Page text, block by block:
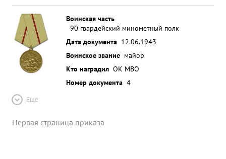
Воинская часть
90 гвардейский минометный полк
Дата документа 12.06.1943
Воинское звание майор
Кто наградил ОК МВО
Номер документа 4
Ещё
Первая страница приказа